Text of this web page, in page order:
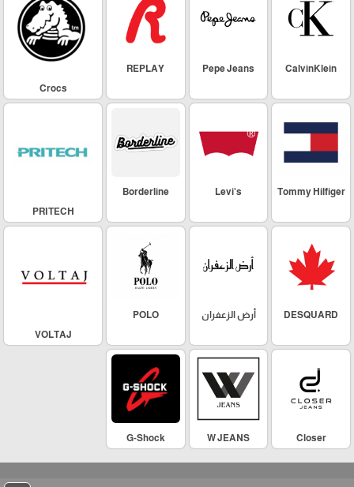
CalvinKlein
Pepe Jeans
REPLAY
Crocs
Tommy Hilfiger
Levi's
Borderline
PRITECH
DESQUARD أرض الزعفران
POLO
VOLTAJ
Closer
W JEANS
G-Shock